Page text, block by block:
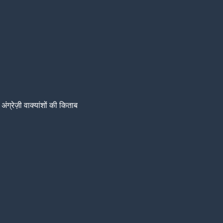
अंग्रेज़ी वाक्यांशों की किताब